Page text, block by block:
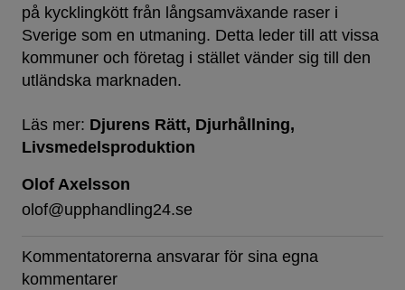
på kycklingkött från långsamväxande raser i
Sverige som en utmaning. Detta leder till att vissa
kommuner och företag i stället vänder sig till den
utländska marknaden.
Läs mer: Djurens Rätt Djurhållning
Livsmedelsproduktion
Olof Axelsson
olof@upphandling24.se
Kommentatorerna ansvarar för sina egna
kommentarer